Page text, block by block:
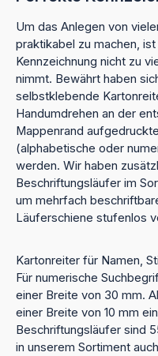
Um das Anlegen von
praktikabel zu machen,
Kennzeichnung nicht zu
nimmt. Bewährt haben
selbstklebende
Handumdrehen an der
Mappenrand
(alphabetische oder
werden. Wir haben
Beschriftungsläufer im
um mehrfach
Läuferschiene stufenlos
Kartonreiter für Namen,
Für numerische
einer Breite von 30 mm.
einer Breite von 10 mm
Beschriftungsläufer sind
in unserem Sortiment